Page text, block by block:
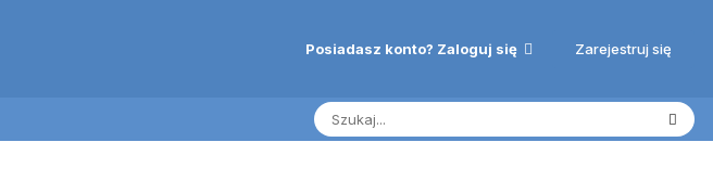
Posiadasz konto? Zaloguj się Zarejestruj się